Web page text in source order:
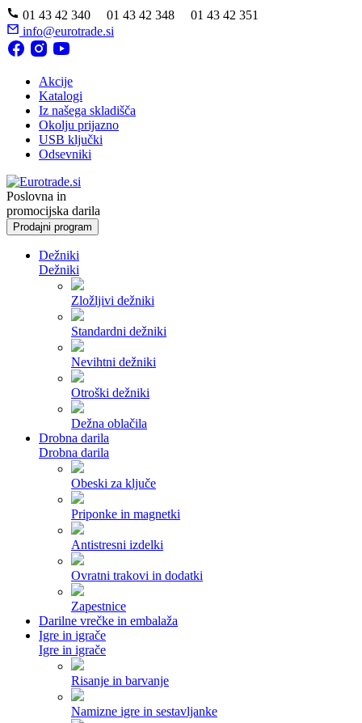
01 43 42 340 01 43 42 348 01 43 42 351
info@eurotrade.si
Akcije
Katalogi
Iz našega skladišča
Okolju prijazno
USB ključki
Odsevniki
Poslovna in
promocijska darila
Prodajni program
Dežniki
Dežniki
Zložljivi dežniki
Standardni dežniki
Nevihtni dežniki
Otroški dežniki
Dežna oblačila
Drobna darila
Drobna darila
Obeski za ključe
Priponke in magnetki
Antistresni izdelki
Ovratni trakovi in dodatki
Zapestnice
Darilne vrečke in embalaža
Igre in igrače
Igre in igrače
Risanje in barvanje
Namizne igre in sestavljanke